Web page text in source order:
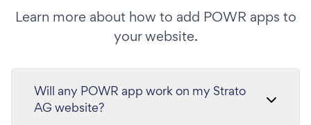
Learn more about how to add POWR apps to
your website.
Will any POWR app work on my Strato
AG website?